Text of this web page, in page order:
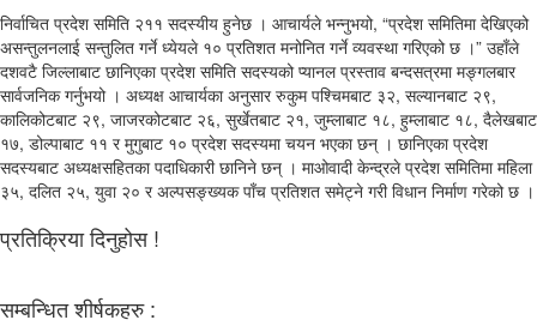
निर्वाचित प्रदेश समिति २११ सदस्यीय हुनेछ । आचार्यले भन्नुभयो, “प्रदेश समितिमा देखिएको
असन्तुलनलाई सन्तुलित गर्ने ध्येयले १० प्रतिशत मनोनित गर्ने व्यवस्था गरिएको छ ।” उहाँले
दशवटै जिल्लाबाट छानिएका प्रदेश समिति सदस्यको प्यानल प्रस्ताव बन्दसत्रमा मङ्गलबार
सार्वजनिक गर्नुभयो । अध्यक्ष आचार्यका अनुसार रुकुम पश्चिमबाट ३२, सल्यानबाट २९,
कालिकोटबाट २९, जाजरकोटबाट २६, सुर्खेतबाट २१, जुम्लाबाट १८, हुम्लाबाट १८, दैलेखबाट
१७, डोल्पाबाट ११ र मुगुबाट १० प्रदेश सदस्यमा चयन भएका छन् । छानिएका प्रदेश
सदस्यबाट अध्यक्षसहितका पदाधिकारी छानिने छन् । माओवादी केन्द्रले प्रदेश समितिमा महिला
३५, दलित २५, युवा २० र अल्पसङ्ख्यक पाँच प्रतिशत समेट्ने गरी विधान निर्माण गरेको छ ।
प्रतिक्रिया दिनुहोस !
सम्बन्धित शीर्षकहरु :